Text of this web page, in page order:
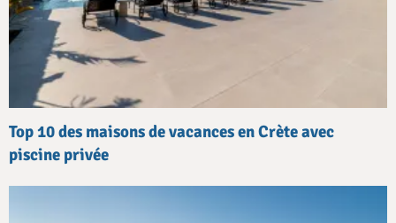
Top 10 des maisons de vacances en Crète avec
piscine privée